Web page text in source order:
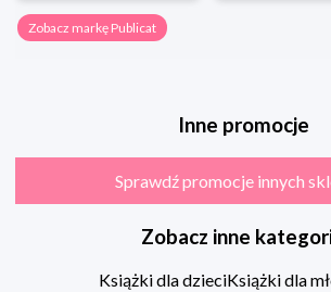
Zobacz markę Publicat
Inne promocje
Sprawdź promocje innych
Zobacz inne
Książki dla dzieciKsiążki dla